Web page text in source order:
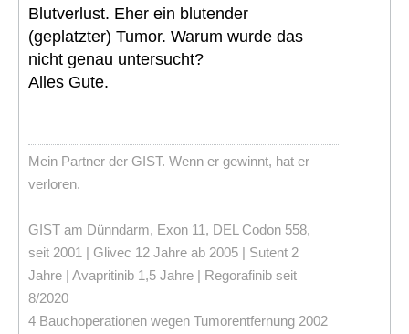
Blutverlust. Eher ein blutender
(geplatzter) Tumor. Warum wurde das
nicht genau untersucht?
Alles Gute.
Mein Partner der GIST. Wenn er gewinnt, hat er
verloren.
GIST am Dünndarm, Exon 11, DEL Codon 558,
seit 2001 | Glivec 12 Jahre ab 2005 | Sutent 2
Jahre | Avapritinib 1,5 Jahre | Regorafinib seit
8/2020
4 Bauchoperationen wegen Tumorentfernung 2002